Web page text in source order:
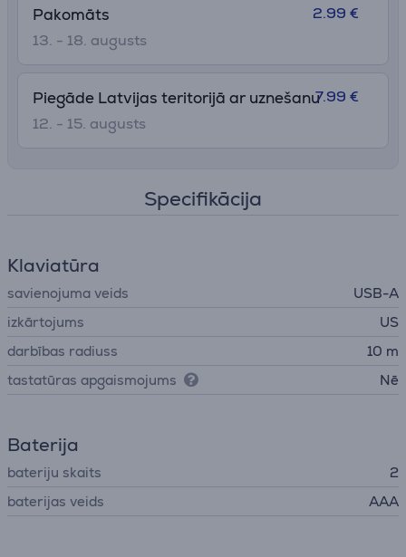
Pakomāts
13. - 18. augusts
2.99 €
Piegāde Latvijas teritorijā ar uznešanu
12. - 15. augusts
7.99 €
Specifikācija
Klaviatūra
savienojuma veids
USB-A
izkārtojums
US
darbības radiuss
10 m
tastatūras apgaismojums
Nē
Baterija
bateriju skaits
2
baterijas veids
AAA